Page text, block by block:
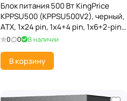
Блок питания 500 Вт KingPrice
KPPSU500 (KPPSU500V2), черный,
ATX, 1x24 pin, 1x4+4 pin, 1x6+2-pin,
4xSATA, 2xMolex, 120 мм
0 0 В наличии
В корзину